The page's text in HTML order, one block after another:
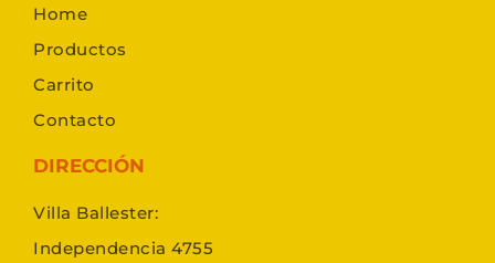
Home
Productos
Carrito
Contacto
DIRECCIÓN
Villa Ballester:
Independencia 4755